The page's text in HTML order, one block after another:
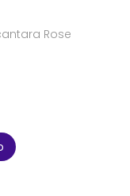
Rose